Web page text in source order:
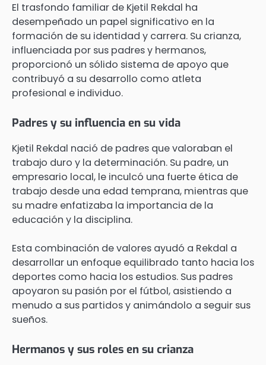
El trasfondo familiar de Kjetil Rekdal ha
desempeñado un papel significativo en la
formación de su identidad y carrera. Su crianza,
influenciada por sus padres y hermanos,
proporcionó un sólido sistema de apoyo que
contribuyó a su desarrollo como atleta
profesional e individuo.
Padres y su influencia en su vida
Kjetil Rekdal nació de padres que valoraban el
trabajo duro y la determinación. Su padre, un
empresario local, le inculcó una fuerte ética de
trabajo desde una edad temprana, mientras que
su madre enfatizaba la importancia de la
educación y la disciplina.
Esta combinación de valores ayudó a Rekdal a
desarrollar un enfoque equilibrado tanto hacia los
deportes como hacia los estudios. Sus padres
apoyaron su pasión por el fútbol, asistiendo a
menudo a sus partidos y animándolo a seguir sus
sueños.
Hermanos y sus roles en su crianza